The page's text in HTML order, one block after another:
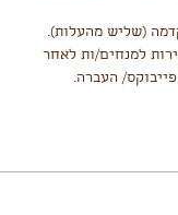
(שליש מהעלות).
למנחים/ות לאחר
העברה.